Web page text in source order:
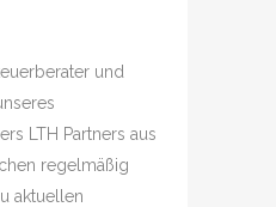
und
LTH Partners aus
regelmäßig
aktuellen